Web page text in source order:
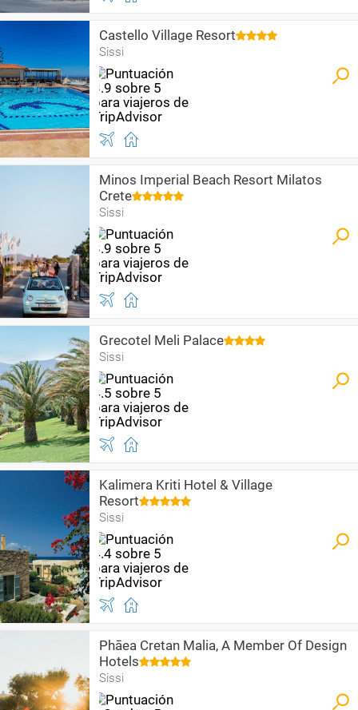
Castello Village Resort
Sissi
Minos Imperial Beach Resort Milatos
Crete
Sissi
Grecotel Meli Palace
Sissi
Kalimera Kriti Hotel & Village
Resort
Sissi
Phāea Cretan Malia, A Member Of Design
Hotels
Sissi